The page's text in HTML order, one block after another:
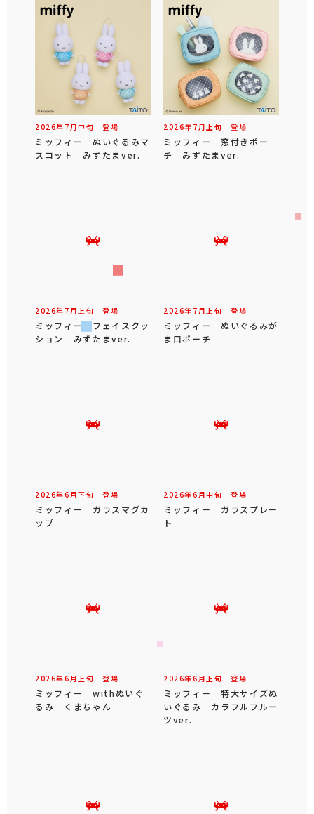
2026年 7 月中旬 登場
ミッフィー ぬいぐるみマ
スコット みずたまver.
2026年 7 月 上旬 登場
ミッフィー 窓付きポー
チ みずたまver.
2026年 7 月 上旬 登場
ミッフィー フェイスクッ
ション みずたまver.
2026年 7 月 上旬 登場
ミッフィー ぬいぐるみが
ま口ポーチ
2026年6 月下旬 登場
ミッフィー ガラスマグカ
ップ
2026年6 月中旬 登場
ミッフィー ガラスプレー
ト
2026年6 月 上旬 登場
ミッフィー withぬいぐ
るみ くまちゃん
2026年6 月 上旬 登場
ミッフィー 特大サイズぬ
いぐるみ カラフルフルー
ツver.